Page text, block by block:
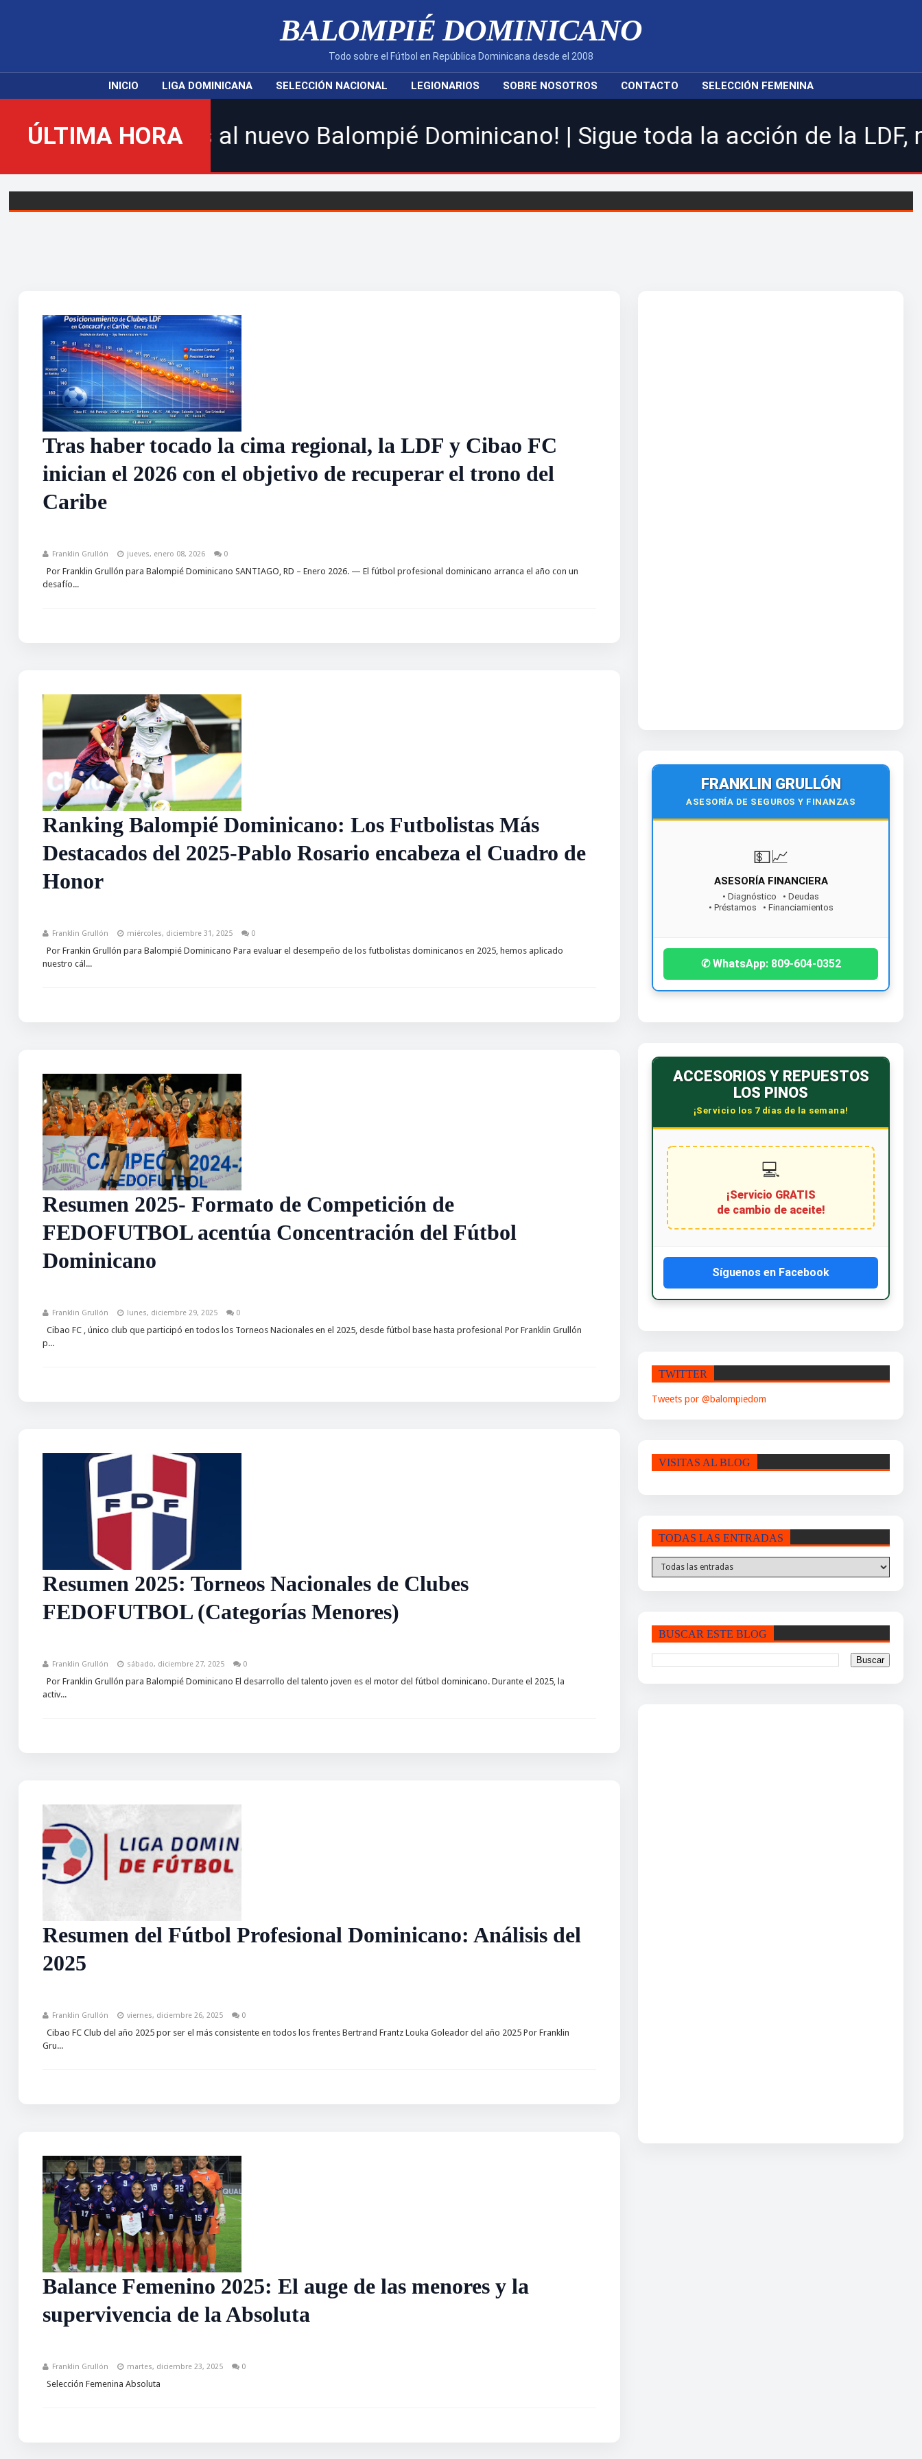
BALOMPIÉ DOMINICANO
Todo sobre el Fútbol en República Dominicana desde el 2008
INICIO LIGA DOMINICANA SELECCIÓN NACIONAL LEGIONARIOS SOBRE NOSOTROS CONTACTO SELECCIÓN FEMENINA
ÚLTIMA HORA
al nuevo Balompié Dominicano! | Sigue toda la acción de la LDF, nuestras
Tras haber tocado la cima regional, la LDF y Cibao FC
inician el 2026 con el objetivo de recuperar el trono del
Caribe
Franklin Grullón jueves, enero 08, 2026 0
Por Franklin Grullón para Balompié Dominicano SANTIAGO, RD – Enero 2026. — El fútbol profesional dominicano arranca el año con un
desafío...
Ranking Balompié Dominicano: Los Futbolistas Más
Destacados del 2025-Pablo Rosario encabeza el Cuadro de
Honor
Franklin Grullón miércoles, diciembre 31, 2025 0
Por Frankin Grullón para Balompié Dominicano Para evaluar el desempeño de los futbolistas dominicanos en 2025, hemos aplicado
nuestro cál...
Resumen 2025- Formato de Competición de
FEDOFUTBOL acentúa Concentración del Fútbol
Dominicano
Franklin Grullón lunes, diciembre 29, 2025 0
Cibao FC , único club que participó en todos los Torneos Nacionales en el 2025, desde fútbol base hasta profesional Por Franklin Grullón
p...
Resumen 2025: Torneos Nacionales de Clubes
FEDOFUTBOL (Categorías Menores)
Franklin Grullón sábado, diciembre 27, 2025 0
Por Franklin Grullón para Balompié Dominicano El desarrollo del talento joven es el motor del fútbol dominicano. Durante el 2025, la
activ...
Resumen del Fútbol Profesional Dominicano: Análisis del
2025
Franklin Grullón viernes, diciembre 26, 2025 0
Cibao FC Club del año 2025 por ser el más consistente en todos los frentes Bertrand Frantz Louka Goleador del año 2025 Por Franklin
Gru...
Balance Femenino 2025: El auge de las menores y la
supervivencia de la Absoluta
Franklin Grullón martes, diciembre 23, 2025 0
Selección Femenina Absoluta
FRANKLIN GRULLÓN
ASESORÍA DE SEGUROS Y FINANZAS
💵📈
ASESORÍA FINANCIERA
• Diagnóstico • Deudas
• Préstamos • Financiamientos
¡Contáctanos hoy!
✆ WhatsApp: 809-604-0352
ACCESORIOS Y REPUESTOS
LOS PINOS
¡Servicio los 7 días de la semana!
💻
¡Servicio GRATIS
de cambio de aceite!
Síguenos en Facebook
TWITTER
Tweets por @balompiedom
VISITAS AL BLOG
TODAS LAS ENTRADAS
BUSCAR ESTE BLOG